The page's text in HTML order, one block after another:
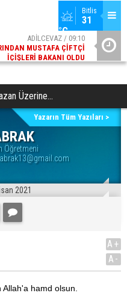
Bitlis
31
°C
ADİLCEVAZ / 09:10
MUSTAFA ÇIFTÇI
İÇIŞLERI BAKANI OLDU
Üzerine…
Öğretmeni
Yazarın Tüm Yazıları >
2021
A+
A-
hamd olsun.